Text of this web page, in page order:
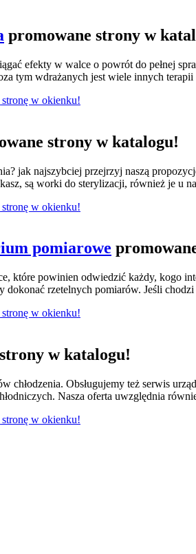
promowane strony w
efekty w walce o powrót do pełnej
tym wdrażanych jest wiele innych terapii
w okienku!
strony w katalogu!
jak najszybciej przejrzyj naszą
są worki do sterylizacji, również je u
w okienku!
pomiarowe
które powinien odwiedzić każdy, kogo
dokonać rzetelnych pomiarów. Jeśli
w okienku!
w katalogu!
chłodzenia. Obsługujemy też serwis
Nasza oferta uwzględnia
w okienku!